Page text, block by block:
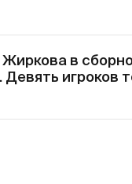
в
игроков